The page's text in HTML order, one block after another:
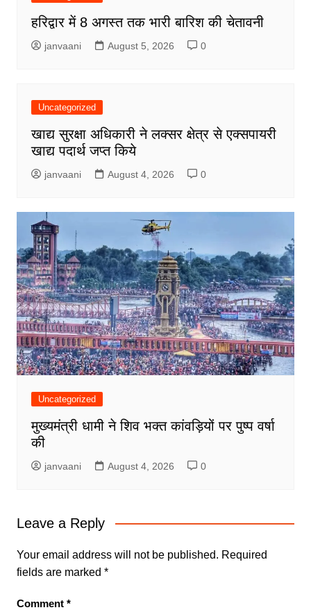
हरिद्वार में 8 अगस्त तक भारी बारिश की चेतावनी
janvaani August 5, 2026 0
Uncategorized
खाद्य सुरक्षा अधिकारी ने लक्सर क्षेत्र से एक्सपायरी
खाद्य पदार्थ जप्त किये
janvaani August 4, 2026 0
Uncategorized
मुख्यमंत्री धामी ने शिव भक्त कांवड़ियों पर पुष्प वर्षा
की
janvaani August 4, 2026 0
Leave a Reply
Your email address will not be published. Required
fields are marked *
Comment *